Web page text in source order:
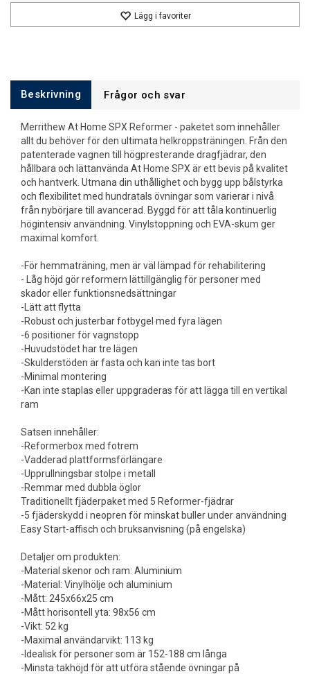
Lägg i favoriter
Beskrivning Frågor och svar
Merrithew At Home SPX Reformer - paketet som innehåller
allt du behöver för den ultimata helkroppsträningen. Från den
patenterade vagnen till högpresterande dragfjädrar, den
hållbara och lättanvända At Home SPX är ett bevis på kvalitet
och hantverk. Utmana din uthållighet och bygg upp bålstyrka
och flexibilitet med hundratals övningar som varierar i nivå
från nybörjare till avancerad. Byggd för att tåla kontinuerlig
högintensiv användning. Vinylstoppning och EVA-skum ger
maximal komfort.
-För hemmaträning, men är väl lämpad för rehabilitering
- Låg höjd gör reformern lättillgänglig för personer med
skador eller funktionsnedsättningar
-Lätt att flytta
-Robust och justerbar fotbygel med fyra lägen
-6 positioner för vagnstopp
-Huvudstödet har tre lägen
-Skulderstöden är fasta och kan inte tas bort
-Minimal montering
-Kan inte staplas eller uppgraderas för att lägga till en vertikal
ram
Satsen innehåller:
-Reformerbox med fotrem
-Vadderad plattformsförlängare
-Upprullningsbar stolpe i metall
-Remmar med dubbla öglor
Traditionellt fjäderpaket med 5 Reformer-fjädrar
-5 fjäderskydd i neopren för minskat buller under användning
Easy Start-affisch och bruksanvisning (på engelska)
Detaljer om produkten:
-Material skenor och ram: Aluminium
-Material: Vinylhölje och aluminium
-Mått: 245x66x25 cm
-Mått horisontell yta: 98x56 cm
-Vikt: 52 kg
-Maximal användarvikt: 113 kg
-Idealisk för personer som är 152-188 cm långa
-Minsta takhöjd för att utföra stående övningar på